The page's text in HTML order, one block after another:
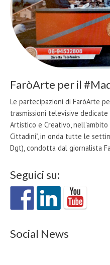
FaròArte per il
Le partecipazioni di FaròArte
trasmissioni televisive
Artistico e Creativo,
Cittadini", in onda tutte le
Dgt), condotta dal giornalista
Seguici su:
Social News